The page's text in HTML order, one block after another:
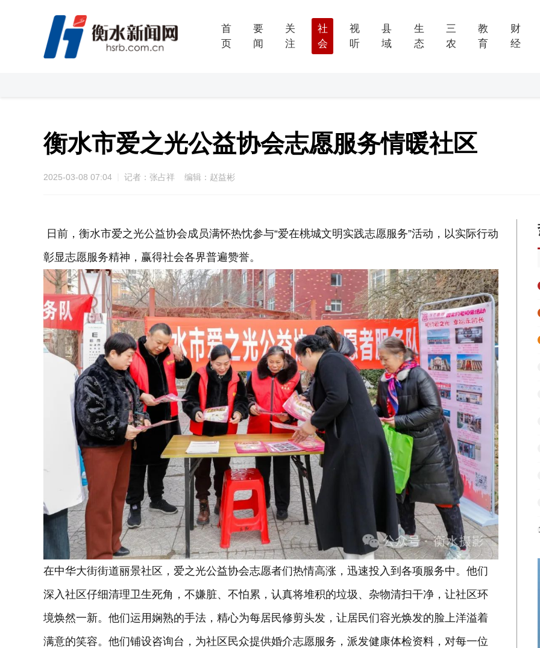
首
页
要
闻
关
注
社
会
视
听
县
域
生
态
三
农
教
育
财
经
衡水市爱之光公益协会志愿服务情暖社区
2025-03-08 07:04 记者：张占祥 编辑：赵益彬
日前，衡水市爱之光公益协会成员满怀热忱参与“爱在桃城文明实践志愿服务”活动，以实际行动
彰显志愿服务精神，赢得社会各界普遍赞誉。
在中华大街街道丽景社区，爱之光公益协会志愿者们热情高涨，迅速投入到各项服务中。他们
深入社区仔细清理卫生死角，不嫌脏、不怕累，认真将堆积的垃圾、杂物清扫干净，让社区环
境焕然一新。他们运用娴熟的手法，精心为每居民修剪头发，让居民们容光焕发的脸上洋溢着
满意的笑容。他们铺设咨询台，为社区民众提供婚介志愿服务，派发健康体检资料，对每一位